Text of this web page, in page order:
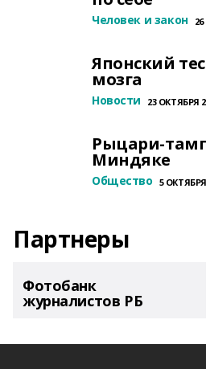
Человек и закон
Японский
мозга
Новости 23 ОКТЯБРЯ
Рыцари-
Миндяке
Общество 5 ОКТЯБРЯ
Партнеры
Фотобанк
журналистов РБ